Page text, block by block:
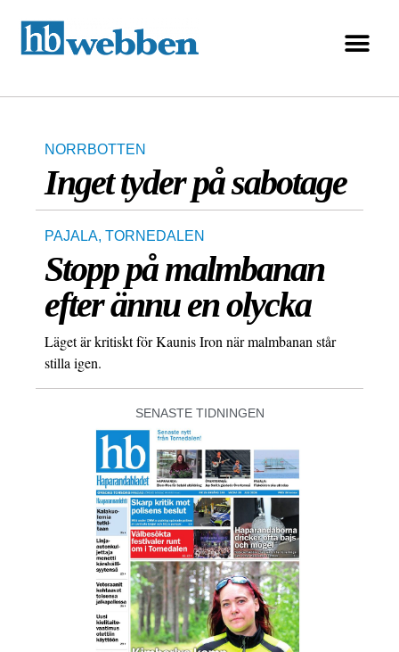
NORRBOTTEN
Inget tyder på sabotage
PAJALA, TORNEDALEN
Stopp på malmbanan
efter ännu en olycka
Läget är kritiskt för Kaunis Iron när malmbanan står
stilla igen.
SENASTE TIDNINGEN